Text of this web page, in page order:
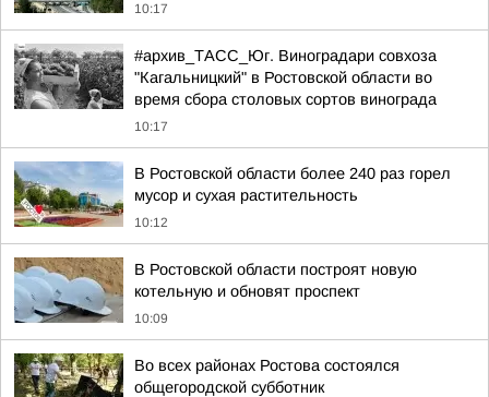
10:17
#архив_ТАСС_Юг. Виноградари совхоза
"Кагальницкий" в Ростовской области во
время сбора столовых сортов винограда
10:17
В Ростовской области более 240 раз горел
мусор и сухая растительность
10:12
В Ростовской области построят новую
котельную и обновят проспект
10:09
Во всех районах Ростова состоялся
общегородской субботник